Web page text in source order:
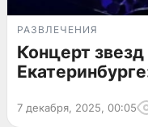
РАЗВЛЕЧЕНИЯ
Концерт
7 декабря, 2025, 00:05